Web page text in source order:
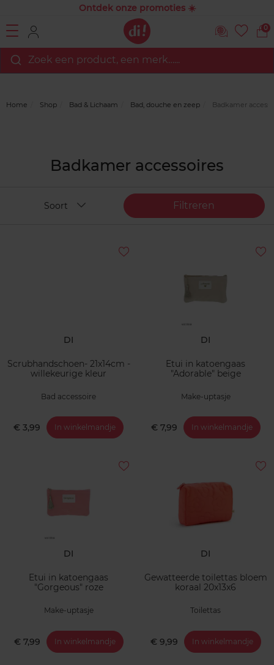
Ontdek onze promoties ☀️
0
Zoek een product, een merk…...
Home Shop Bad & Lichaam Bad, douche en zeep Badkamer
Badkamer accessoires
Filtreren
Soort
DI
Scrubhandschoen- 21x14cm -
willekeurige kleur
Bad accessoire
€ 3,99 In winkelmandje
DI
Etui in katoengaas
"Adorable" beige
Make-uptasje
€ 7,99 In winkelmandje
DI
Etui in katoengaas
"Gorgeous" roze
Make-uptasje
€ 7,99 In winkelmandje
DI
Gewatteerde toilettas bloem
koraal 20x13x6
Toilettas
€ 9,99 In winkelmandje